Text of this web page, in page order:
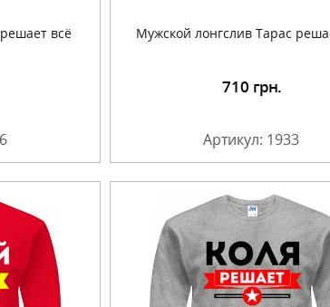
всё Мужской лонгслив Тарас
710 грн.
Артикул: 1933
Подробнее